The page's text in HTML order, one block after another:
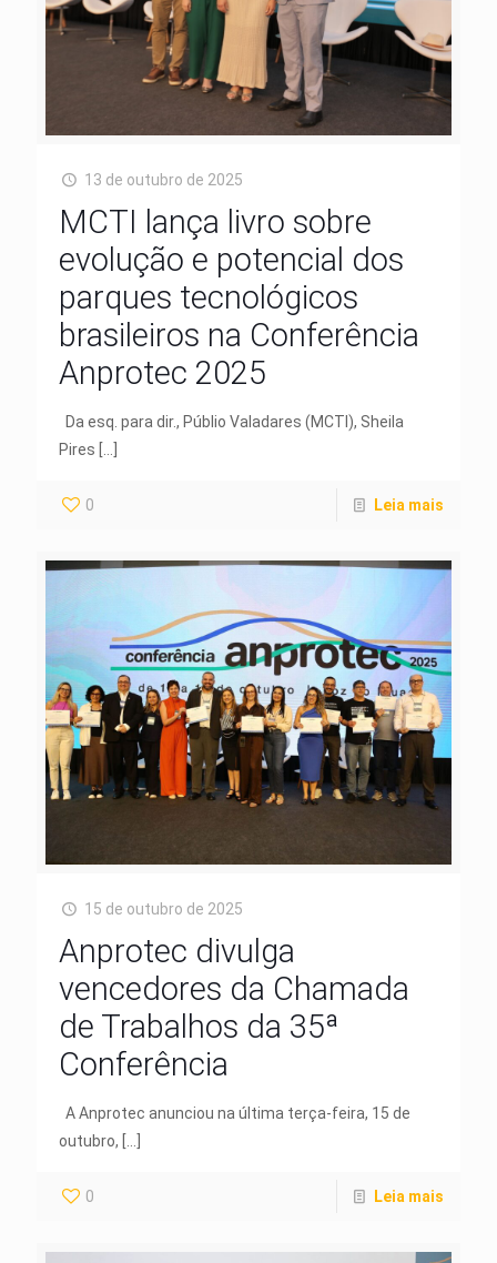
13 de outubro de 2025
MCTI lança livro sobre
evolução e potencial dos
parques tecnológicos
brasileiros na Conferência
Anprotec 2025
Da esq. para dir., Públio Valadares (MCTI), Sheila
Pires
0 Leia mais
15 de outubro de 2025
Anprotec divulga
vencedores da Chamada
de Trabalhos da 35ª
Conferência
A Anprotec anunciou na última terça-feira, 15 de
outubro, […]
0 Leia mais